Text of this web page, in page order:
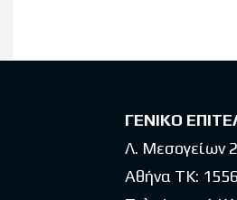
ΓΕΝΙΚΟ
Λ. Μεσογείων
Αθήνα ΤΚ: